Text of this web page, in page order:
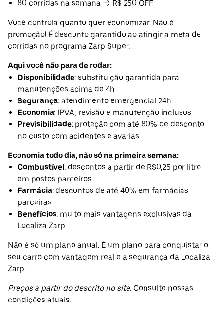
80 corridas na semana → R$ 250 OFF
Você controla quanto quer economizar. Não é
promoção! É desconto garantido ao atingir a meta de
corridas no programa Zarp Super.
Aqui você não para de rodar:
Disponibilidade: substituição garantida para
manutenções acima de 4h
Segurança: atendimento emergencial 24h
Economia: IPVA, revisão e manutenção inclusos
Previsibilidade: proteção com até 80% de desconto
no custo com acidentes e avarias
Economia todo dia, não só na primeira semana:
Combustível: descontos a partir de R$0,25 por litro
em postos parceiros
Farmácia: descontos de até 40% em farmácias
parceiras
Benefícios: muito mais vantagens exclusivas da
Localiza Zarp
Não é só um plano anual. É um plano para conquistar o
seu carro com vantagem real e a segurança da Localiza
Zarp.
Preços a partir do descrito no site. Consulte nossas
condições atuais.